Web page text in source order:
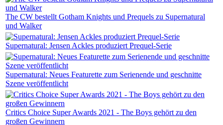
The CW bestellt Gotham Knights und Prequels zu Supernatural
und Walker
Supernatural: Jensen Ackles produziert Prequel-Serie
Supernatural: Neues Featurette zum Serienende und geschnitte
Szene veröffentlicht
Critics Choice Super Awards 2021 - The Boys gehört zu den
großen Gewinnern